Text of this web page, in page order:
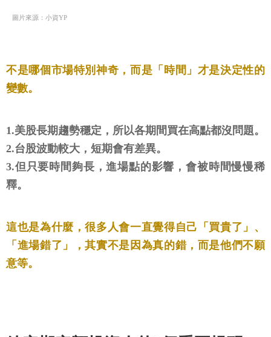
圖片來源：小資YP
不是哪個市場特別神奇，而是「時間」才是決定性的
變數。
1.美股長期趨勢穩定，所以各期間買在高點都沒問題。
2.台股波動較大，短期會有差異。
3.但只要時間夠長，進場點的影響，會被時間慢慢稀
釋。
這也是為什麼，很多人會一直覺得自己「買貴了」、
「進場錯了」，其實不是因為真的錯，而是他們不願
意等。